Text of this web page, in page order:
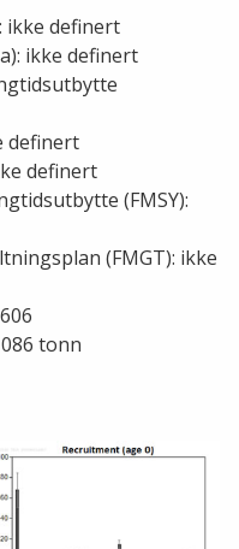
ikke definert
ikke definert
definert
definert
(FMSY):
(FMGT): ikke
tonn